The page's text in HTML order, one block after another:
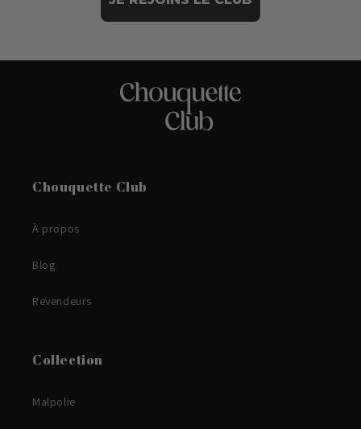
Chouquette Club
À propos
Blog
Revendeurs
Collection
Malpolie